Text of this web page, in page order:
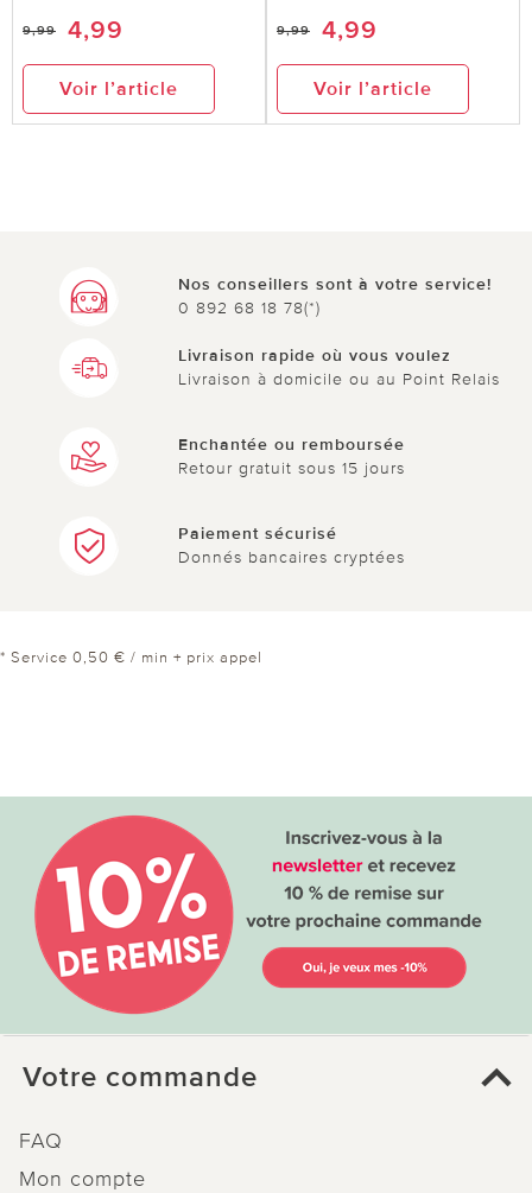
9,99 4,99
Voir l’article
9,99 4,99
Voir l’article
Nos conseillers sont à votre service!
0 892 68 18 78(*)
Livraison rapide où vous voulez
Livraison à domicile ou au Point Relais
Enchantée ou remboursée
Retour gratuit sous 15 jours
Paiement sécurisé
Donnés bancaires cryptées
* Service 0,50 € / min + prix appel
Votre commande
FAQ
Mon compte